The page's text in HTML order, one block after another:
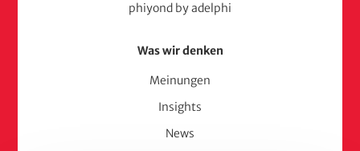
phiyond by adelphi
Was wir denken
Meinungen
Insights
News